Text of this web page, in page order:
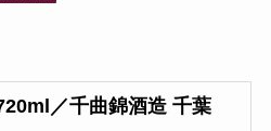
／千曲錦酒造 千葉